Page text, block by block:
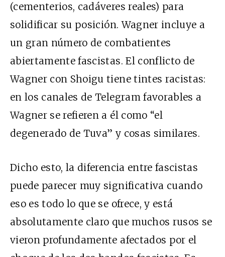
(cementerios, cadáveres reales) para
solidificar su posición. Wagner incluye a
un gran número de combatientes
abiertamente fascistas. El conflicto de
Wagner con Shoigu tiene tintes racistas:
en los canales de Telegram favorables a
Wagner se refieren a él como “el
degenerado de Tuva” y cosas similares.
Dicho esto, la diferencia entre fascistas
puede parecer muy significativa cuando
eso es todo lo que se ofrece, y está
absolutamente claro que muchos rusos se
vieron profundamente afectados por el